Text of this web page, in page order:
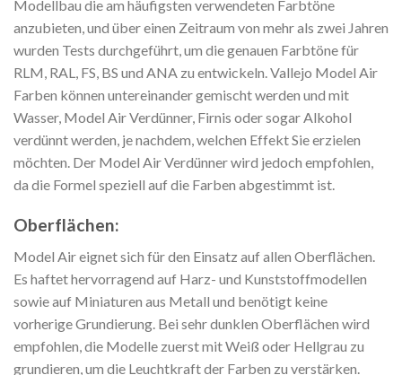
Modellbau die am häufigsten verwendeten Farbtöne
anzubieten, und über einen Zeitraum von mehr als zwei Jahren
wurden Tests durchgeführt, um die genauen Farbtöne für
RLM, RAL, FS, BS und ANA zu entwickeln. Vallejo Model Air
Farben können untereinander gemischt werden und mit
Wasser, Model Air Verdünner, Firnis oder sogar Alkohol
verdünnt werden, je nachdem, welchen Effekt Sie erzielen
möchten. Der Model Air Verdünner wird jedoch empfohlen,
da die Formel speziell auf die Farben abgestimmt ist.
Oberflächen:
Model Air eignet sich für den Einsatz auf allen Oberflächen.
Es haftet hervorragend auf Harz- und Kunststoffmodellen
sowie auf Miniaturen aus Metall und benötigt keine
vorherige Grundierung. Bei sehr dunklen Oberflächen wird
empfohlen, die Modelle zuerst mit Weiß oder Hellgrau zu
grundieren, um die Leuchtkraft der Farben zu verstärken.